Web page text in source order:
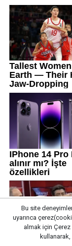
Bu site
uyarınca
almak için Çerez